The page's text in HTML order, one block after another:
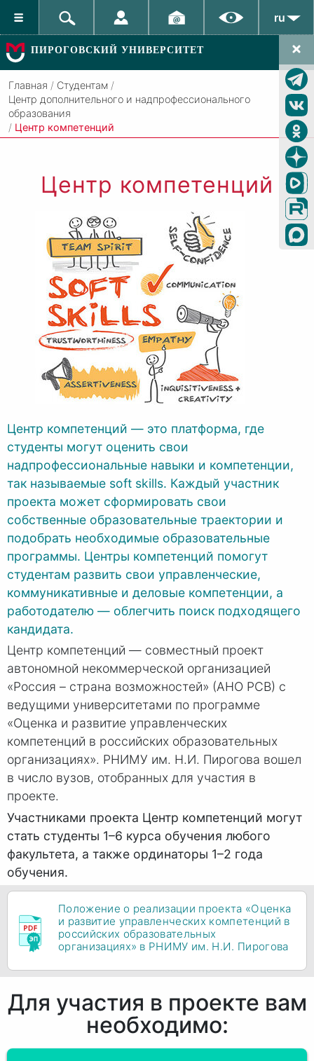
ru
ПИРОГОВСКИЙ УНИВЕРСИТЕТ
Главная / Студентам /
Центр дополнительного и надпрофессионального
образования
/ Центр компетенций
Центр компетенций
Центр компетенций — это платформа, где
студенты могут оценить свои
надпрофессиональные навыки и компетенции,
так называемые soft skills. Каждый участник
проекта может сформировать свои
собственные образовательные траектории и
подобрать необходимые образовательные
программы. Центры компетенций помогут
студентам развить свои управленческие,
коммуникативные и деловые компетенции, а
работодателю — облегчить поиск подходящего
кандидата.
Центр компетенций — совместный проект
автономной некоммерческой организацией
«Россия – страна возможностей» (АНО РСВ) с
ведущими университетами по программе
«Оценка и развитие управленческих
компетенций в российских образовательных
организациях». РНИМУ им. Н.И. Пирогова вошел
в число вузов, отобранных для участия в
проекте.
Участниками проекта Центр компетенций могут
стать студенты 1–6 курса обучения любого
факультета, а также ординаторы 1–2 года
обучения.
Положение о реализации проекта «Оценка
и развитие управленческих компетенций в
российских образовательных
организациях» в РНИМУ им. Н.И. Пирогова
Для участия в проекте вам
необходимо: